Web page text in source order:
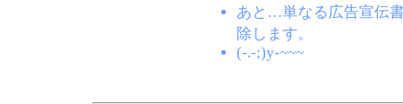
あと…単なる広告宣伝
除します。
(-.-;)y-~~~